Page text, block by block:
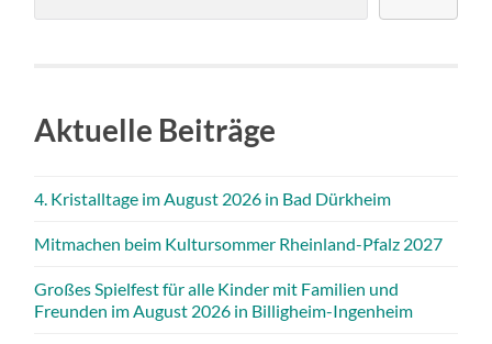
Aktuelle Beiträge
4. Kristalltage im August 2026 in Bad Dürkheim
Mitmachen beim Kultursommer Rheinland-Pfalz 2027
Großes Spielfest für alle Kinder mit Familien und
Freunden im August 2026 in Billigheim-Ingenheim